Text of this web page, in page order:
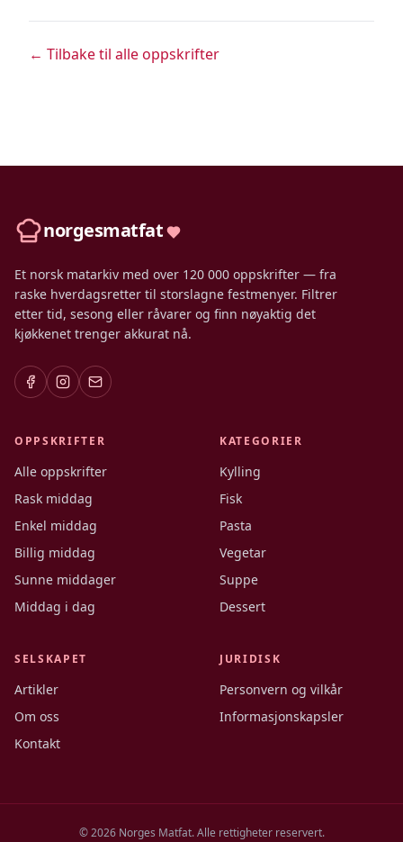
← Tilbake til alle oppskrifter
norgesmatfat
Et norsk matarkiv med over 120 000 oppskrifter — fra
raske hverdagsretter til storslagne festmenyer. Filtrer
etter tid, sesong eller råvarer og finn nøyaktig det
kjøkkenet trenger akkurat nå.
OPPSKRIFTER
Alle oppskrifter
Rask middag
Enkel middag
Billig middag
Sunne middager
Middag i dag
KATEGORIER
Kylling
Fisk
Pasta
Vegetar
Suppe
Dessert
SELSKAPET
Artikler
Om oss
Kontakt
JURIDISK
Personvern og vilkår
Informasjonskapsler
©2026Norges Matfat. Alle rettigheter reservert.